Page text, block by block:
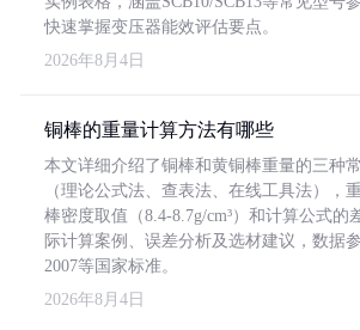
快速掌握变压器能效评估要点。
2026年8月4日
铜棒的重量计算方法有哪些
本文详细介绍了铜棒和黄铜棒重量的三种
（理论公式法、查表法、在线工具法），
棒密度取值（8.4-8.7g/cm³）和计算公式的
际计算案例、误差分析及选材建议，数据
2007等国家标准。
2026年8月4日